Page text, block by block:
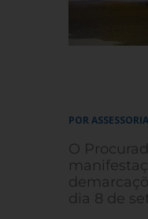
POR
O
dia 8 de